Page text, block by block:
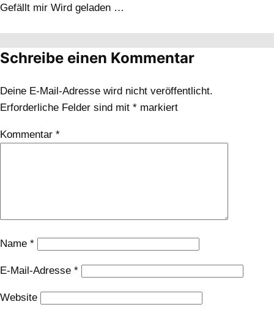
Gefällt mir Wird geladen …
Schreibe einen Kommentar
Deine E-Mail-Adresse wird nicht veröffentlicht.
Erforderliche Felder sind mit * markiert
Kommentar *
Name *
E-Mail-Adresse *
Website